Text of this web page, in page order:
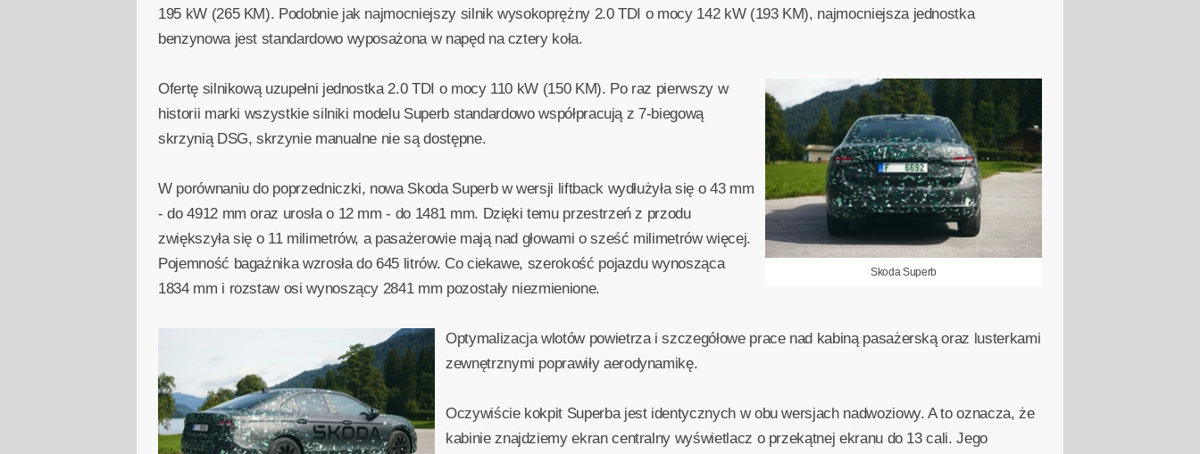
195 kW (265 KM). Podobnie jak najmocniejszy silnik wysokoprężny 2.0 TDI o mocy 142 kW (193 KM), najmocniejsza jednostka
benzynowa jest standardowo wyposażona w napęd na cztery koła.
Skoda Superb
Ofertę silnikową uzupełni jednostka 2.0 TDI o mocy 110 kW (150 KM). Po raz pierwszy w
historii marki wszystkie silniki modelu Superb standardowo współpracują z 7-biegową
skrzynią DSG, skrzynie manualne nie są dostępne.
W porównaniu do poprzedniczki, nowa Skoda Superb w wersji liftback wydłużyła się o 43 mm
- do 4912 mm oraz urosła o 12 mm - do 1481 mm. Dzięki temu przestrzeń z przodu
zwiększyła się o 11 milimetrów, a pasażerowie mają nad głowami o sześć milimetrów więcej.
Pojemność bagażnika wzrosła do 645 litrów. Co ciekawe, szerokość pojazdu wynosząca
1834 mm i rozstaw osi wynoszący 2841 mm pozostały niezmienione.
Optymalizacja wlotów powietrza i szczegółowe prace nad kabiną pasażerską oraz lusterkami
zewnętrznymi poprawiły aerodynamikę.
Oczywiście kokpit Superba jest identycznych w obu wersjach nadwoziowy. A to oznacza, że
kabinie znajdziemy ekran centralny wyświetlacz o przekątnej ekranu do 13 cali. Jego